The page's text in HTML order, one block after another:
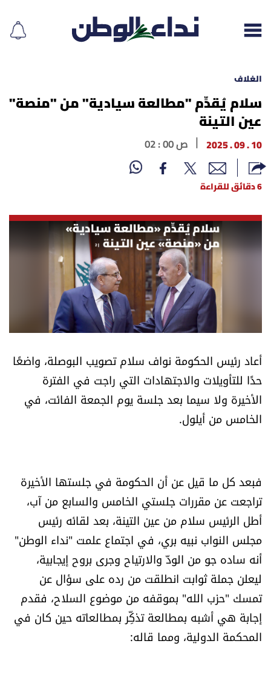
إقرأ الجريدة
لبنان
الغلاف
نداء اليوم
محليات
متفرقات
خاص الموقع
كتّابنا
آراء
اقتصاد
العالم
الصحافة الإسرائيلية
ثقافة وفنون
الغلاف
سلام يُقدِّم "مطالعة سيادية" من "منصة"
عين التينة
10 . 09 . 2025 02 : 00 ص
6 دقائق للقراءة
أعاد رئيس الحكومة نواف سلام تصويب البوصلة، واضعًا
حدًا للتأويلات والاجتهادات التي راجت في الفترة
الأخيرة ولا سيما بعد جلسة يوم الجمعة الفائت، في
الخامس من أيلول.
فبعد كل ما قيل عن أن الحكومة في جلستها الأخيرة
تراجعت عن مقررات جلستي الخامس والسابع من آب،
أطل الرئيس سلام من عين التينة، بعد لقائه رئيس
مجلس النواب نبيه بري، في اجتماع علمت "نداء الوطن"
أنه ساده جو من الودّ والارتياح وجرى بروح إيجابية،
ليعلن جملة ثوابت انطلقت من رده على سؤال عن
تمسك "حزب الله" بموقفه من موضوع السلاح، فقدم
إجابة هي أشبه بمطالعة تذكِّر بمطالعاته حين كان في
المحكمة الدولية، ومما قاله: